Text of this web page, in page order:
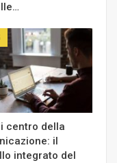
centro della
il
integrato del